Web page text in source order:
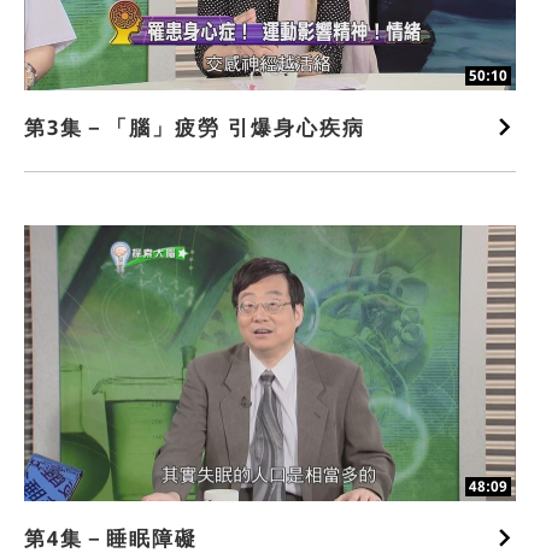
50:10
第3集－「腦」疲勞 引爆身心疾病
48:09
第4集－睡眠障礙